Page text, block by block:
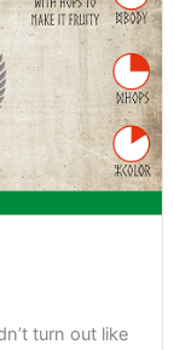
turn out like